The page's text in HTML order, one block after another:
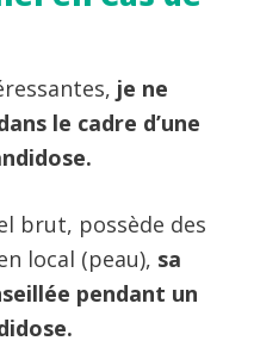
je ne
le cadre d’une
brut, possède des
local (peau), sa
pendant un